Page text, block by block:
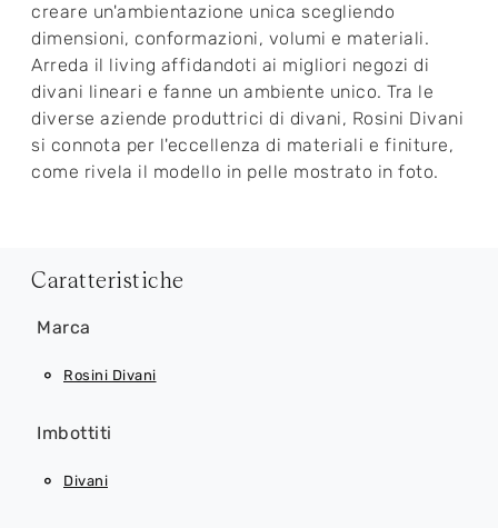
creare un'ambientazione unica scegliendo
dimensioni, conformazioni, volumi e materiali.
Arreda il living affidandoti ai migliori negozi di
divani lineari e fanne un ambiente unico. Tra le
diverse aziende produttrici di divani, Rosini Divani
si connota per l'eccellenza di materiali e finiture,
come rivela il modello in pelle mostrato in foto.
Caratteristiche
Marca
Rosini Divani
Imbottiti
Divani